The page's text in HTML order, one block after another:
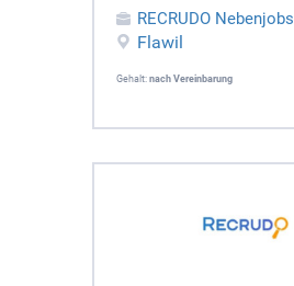
RECRUDO Nebenjobs
Flawil
Gehalt: nach Vereinbarung